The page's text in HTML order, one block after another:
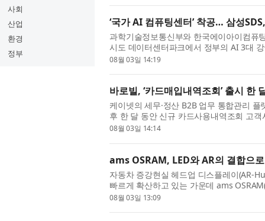
사회
산업
환경
정부
‘국가 AI 컴퓨팅센터’ 착공… 삼성
과학기술정보통신부와 한국에이아이컴퓨
시도 데이터센터파크에서 정부의 AI 3대
컴퓨팅센터’ 착공식을 개최하고 본격적인
08월 03일 14:19
바로빌, ‘카드매입내역조회’ 출시 한
케이넷의 세무·정산 B2B 업무 통합관리 플
후 한 달 동안 신규 카드사용내역조회 고
드매입내역조회는 기존 카드사용내역조
08월 03일 14:14
ams OSRAM, LED와 AR의 결합으
자동차 증강현실 헤드업 디스플레이(AR-
빠르게 확산하고 있는 가운데 ams
구현을 위한 프로젝션 등급 RGB LED 광
08월 03일 13:09